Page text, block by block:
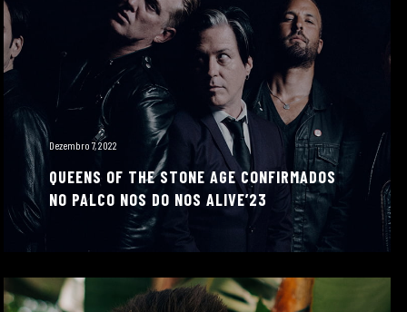
Dezembro 7, 2022
QUEENS OF THE STONE AGE CONFIRMADOS
NO PALCO NOS DO NOS ALIVE’23